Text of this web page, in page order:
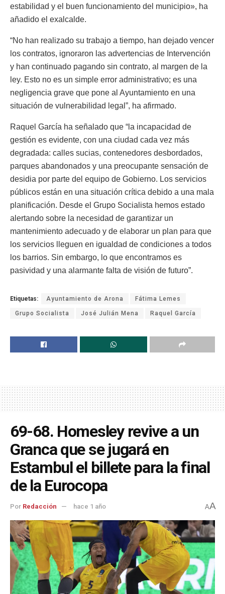
estabilidad y el buen funcionamiento del municipio», ha
añadido el exalcalde.
“No han realizado su trabajo a tiempo, han dejado vencer
los contratos, ignoraron las advertencias de Intervención
y han continuado pagando sin contrato, al margen de la
ley. Esto no es un simple error administrativo; es una
negligencia grave que pone al Ayuntamiento en una
situación de vulnerabilidad legal”, ha afirmado.
Raquel García ha señalado que “la incapacidad de
gestión es evidente, con una ciudad cada vez más
degradada: calles sucias, contenedores desbordados,
parques abandonados y una preocupante sensación de
desidia por parte del equipo de Gobierno. Los servicios
públicos están en una situación crítica debido a una mala
planificación. Desde el Grupo Socialista hemos estado
alertando sobre la necesidad de garantizar un
mantenimiento adecuado y de elaborar un plan para que
los servicios lleguen en igualdad de condiciones a todos
los barrios. Sin embargo, lo que encontramos es
pasividad y una alarmante falta de visión de futuro”.
Etiquetas: Ayuntamiento de Arona Fátima Lemes
Grupo Socialista José Julián Mena Raquel García
69-68. Homesley revive a un
Granca que se jugará en
Estambul el billete para la final
de la Eurocopa
Por Redacción hace 1 año AA